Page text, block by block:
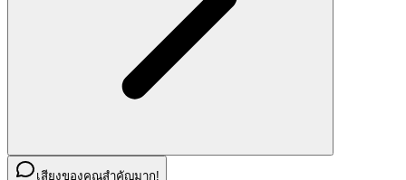
เสียงของคุณสำคัญมาก!